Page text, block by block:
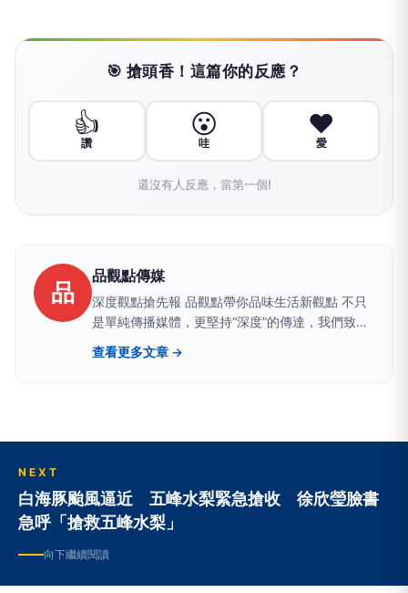
🎯 搶頭香！這篇你的反應？
👍
讚
😮
哇
❤️
愛
還沒有人反應，當第一個!
品
品觀點傳媒
深度觀點搶先報 品觀點帶你品味生活新觀點 不只
是單純傳播媒體，更堅持“深度”的傳達，我們致力
於建立一個具有品質、品味、品行，值得信任的媒
體品牌。聚焦時事議題提供有品、有價值且白色中
查看更多文章 →
NEXT
白海豚颱風逼近 五峰水梨緊急搶收 徐欣瑩臉書
急呼「搶救五峰水梨」
向下繼續閱讀